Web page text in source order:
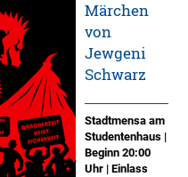
Märchen
von
Jewgeni
Schwarz
Stadtmensa am
Studentenhaus |
Beginn 20:00
Uhr | Einlass